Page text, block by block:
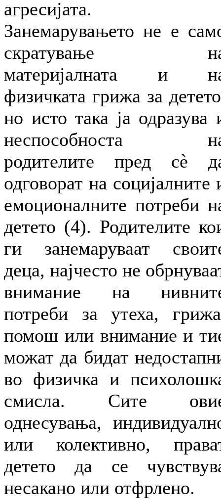
агресијата.
Занемарувањето не е
скратување
материјалната и
физичката грижа за
но исто така ја одразува
неспособноста
родителите пред сè
одговорат на социјалните
емоционалните потреби
детето (4). Родителите
ги занемаруваат
деца, најчесто не
внимание на
потреби за утеха,
помош или внимание и
можат да бидат
во физичка и
смисла. Сите
однесувања,
или колективно,
детето да се
несакано или отфрлено.